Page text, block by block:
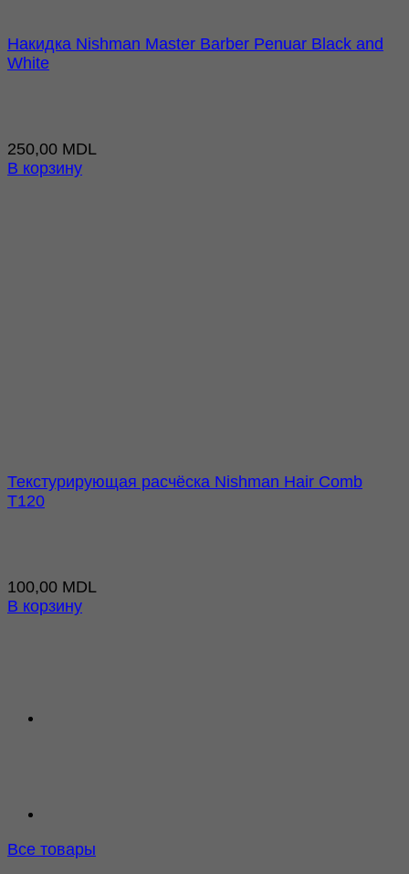
Накидка Nishman Master Barber Penuar Black and
White
250,00 MDL
В корзину
Текстурирующая расчёска Nishman Hair Comb
T120
100,00 MDL
В корзину
Все товары